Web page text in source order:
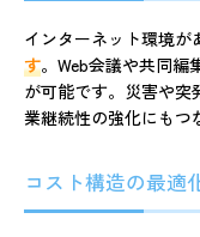
インターネット環境が
す。Web会議や共同編
が可能です。災害や
業継続性の強化にもつ
コスト構造の最適